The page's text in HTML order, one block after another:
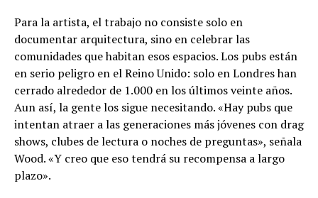
Para la artista, el trabajo no consiste solo en
documentar arquitectura, sino en celebrar las
comunidades que habitan esos espacios. Los pubs están
en serio peligro en el Reino Unido: solo en Londres han
cerrado alrededor de 1.000 en los últimos veinte años.
Aun así, la gente los sigue necesitando. «Hay pubs que
intentan atraer a las generaciones más jóvenes con drag
shows, clubes de lectura o noches de preguntas», señala
Wood. «Y creo que eso tendrá su recompensa a largo
plazo».